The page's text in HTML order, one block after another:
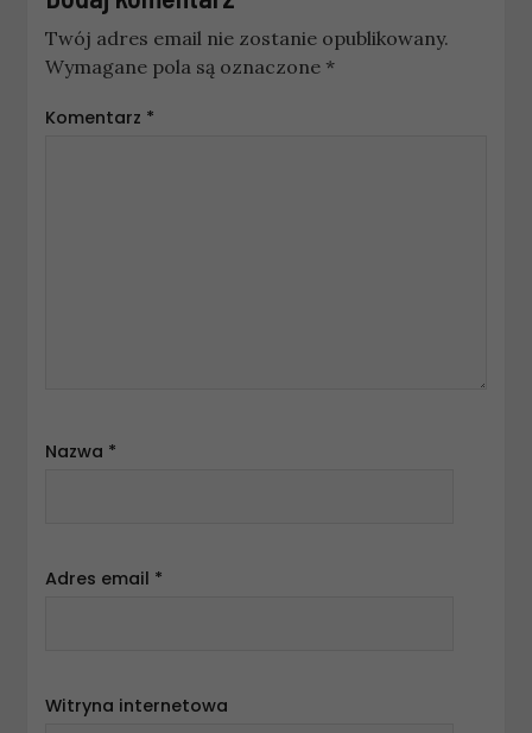
Twój adres email nie zostanie opublikowany.
Wymagane pola są oznaczone *
Komentarz *
Nazwa *
Adres email *
Witryna internetowa